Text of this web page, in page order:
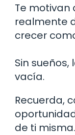
Te
realmente
crecer
Sin
vacía.
Recuerda,
de ti misma.